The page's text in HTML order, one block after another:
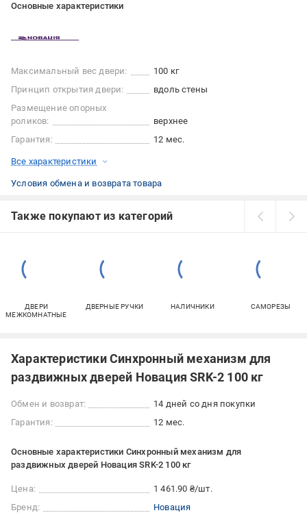
Основные характеристики
Максимальный вес двери:
100 кг
Принцип открытия двери:
вдоль стены
Размещение опорных
роликов:
верхнее
Гарантия:
12 мес.
Все характеристики
Условия обмена и возврата товара
Также покупают из категорий
ДВЕРИ
МЕЖКОМНАТНЫЕ
ДВЕРНЫЕ РУЧКИ НАЛИЧНИКИ САМОРЕЗЫ
Характеристики Синхронный механизм для
раздвижных дверей Новация SRK-2 100 кг
Обмен и возврат:
14 дней со дня покупки
Гарантия:
12 мес.
Основные характеристики Синхронный механизм для
раздвижных дверей Новация SRK-2 100 кг
Цена:
1 461.90 ₴/шт.
Бренд:
Новация